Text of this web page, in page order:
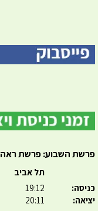
פרשת השבוע: פרשת ראה
כניסה:
יציאה:
תל אביב
19:12
20:11